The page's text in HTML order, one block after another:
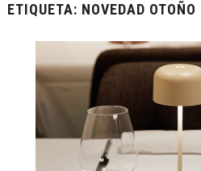
ETIQUETA: NOVEDAD OTOÑO